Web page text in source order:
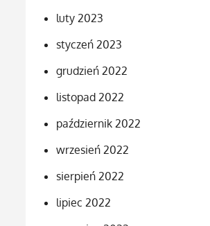
luty 2023
styczeń 2023
grudzień 2022
listopad 2022
październik 2022
wrzesień 2022
sierpień 2022
lipiec 2022